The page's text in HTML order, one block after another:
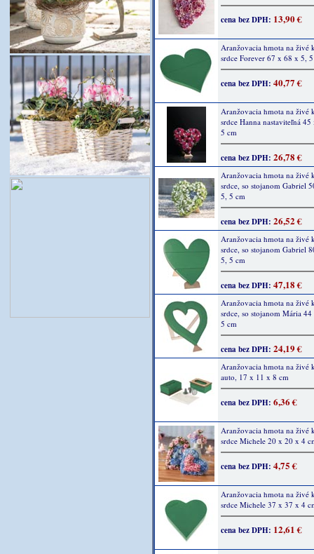
cena bez DPH: 13,90 €
Aranžovacia hmota na živé
srdce Forever 67 x 68 x 5,
cena bez DPH: 40,77 €
Aranžovacia hmota na živé
srdce Hanna nastaviteľná
5 cm
cena bez DPH: 26,78 €
Aranžovacia hmota na živé
srdce, so stojanom Gabriel
5, 5 cm
cena bez DPH: 26,52 €
Aranžovacia hmota na živé
srdce, so stojanom Gabriel
5, 5 cm
cena bez DPH: 47,18 €
Aranžovacia hmota na živé
srdce, so stojanom Mária
5 cm
cena bez DPH: 24,19 €
Aranžovacia hmota na živé
auto, 17 x 11 x 8 cm
cena bez DPH: 6,36 €
Aranžovacia hmota na živé
srdce Michele 20 x 20 x 4
cena bez DPH: 4,75 €
Aranžovacia hmota na živé
srdce Michele 37 x 37 x 4
cena bez DPH: 12,61 €